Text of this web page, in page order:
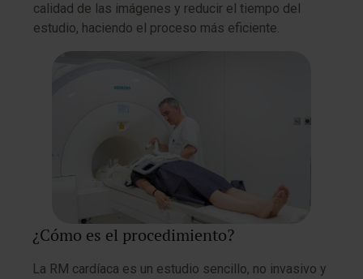
calidad de las imágenes y reducir el tiempo del
estudio, haciendo el proceso más eficiente.
¿Cómo es el procedimiento?
La RM cardíaca es un estudio sencillo, no invasivo y